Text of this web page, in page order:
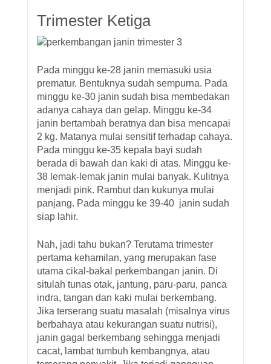
Trimester Ketiga
Pada minggu ke-28 janin memasuki usia
prematur. Bentuknya sudah sempurna. Pada
minggu ke-30 janin sudah bisa membedakan
adanya cahaya dan gelap. Minggu ke-34
janin bertambah beratnya dan bisa mencapai
2 kg. Matanya mulai sensitif terhadap cahaya.
Pada minggu ke-35 kepala bayi sudah
berada di bawah dan kaki di atas. Minggu ke-
38 lemak-lemak janin mulai banyak. Kulitnya
menjadi pink. Rambut dan kukunya mulai
panjang. Pada minggu ke 39-40 janin sudah
siap lahir.
Nah, jadi tahu bukan? Terutama trimester
pertama kehamilan, yang merupakan fase
utama cikal-bakal perkembangan janin. Di
situlah tunas otak, jantung, paru-paru, panca
indra, tangan dan kaki mulai berkembang.
Jika terserang suatu masalah (misalnya virus
berbahaya atau kekurangan suatu nutrisi),
janin gagal berkembang sehingga menjadi
cacat, lambat tumbuh kembangnya, atau